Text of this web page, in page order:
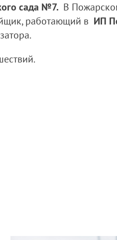
сада №7. В
работающий в ИП